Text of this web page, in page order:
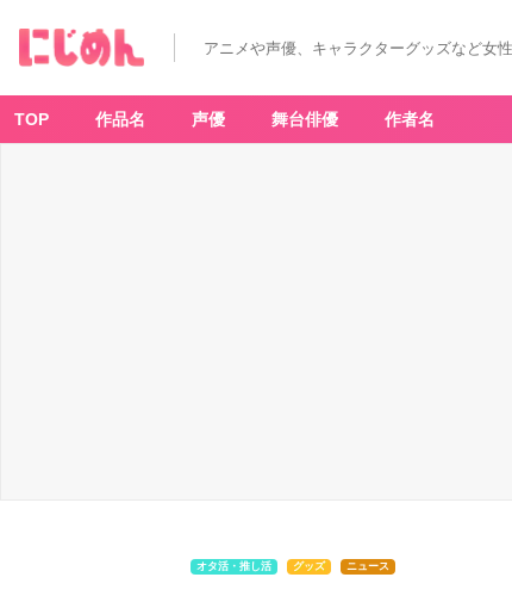
アニメや声優、キャラクターグッズなど女
TOP 作品名 声優 舞台俳優 作者名
オタ活・推し活 グッズ ニュース